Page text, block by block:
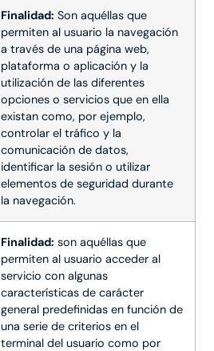
Finalidad: Son aquéllas que
permiten al usuario la navegación
a través de una página web,
plataforma o aplicación y la
utilización de las diferentes
opciones o servicios que en ella
existan como, por ejemplo,
controlar el tráfico y la
comunicación de datos,
identificar la sesión o utilizar
elementos de seguridad durante
la navegación.
Finalidad: son aquéllas que
permiten al usuario acceder al
servicio con algunas
características de carácter
general predefinidas en función de
una serie de criterios en el
terminal del usuario como por